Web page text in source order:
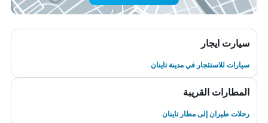
سيارت ايجار
سيارات للاستئجار في مدينة تاينان
المطارات القريبة
رحلات طيران إلى مطار تاينان